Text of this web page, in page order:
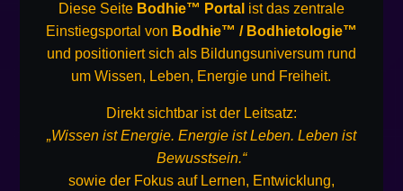
Diese Seite Bodhie™ Portal ist das zentrale
Einstiegsportal von Bodhie™ / Bodhietologie™
und positioniert sich als Bildungsuniversum rund
um Wissen, Leben, Energie und Freiheit.
Direkt sichtbar ist der Leitsatz:
„Wissen ist Energie. Energie ist Leben. Leben ist
Bewusstsein.“
sowie der Fokus auf Lernen, Entwicklung,